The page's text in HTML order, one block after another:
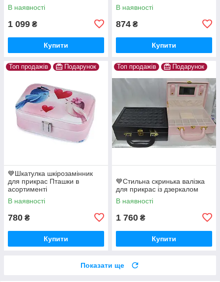
В наявності
1 099 ₴
Купити
В наявності
874 ₴
Купити
Топ продажів Подарунок
💙Шкатулка шкірозамінник
для прикрас Пташки в
асортименті
В наявності
780 ₴
Купити
Топ продажів Подарунок
💙Стильна скринька валізка
для прикрас із дзеркалом
В наявності
1 760 ₴
Купити
Показати ще